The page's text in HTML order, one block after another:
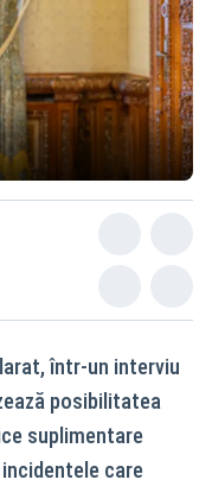
într-un interviu
posibilitatea
suplimentare
care